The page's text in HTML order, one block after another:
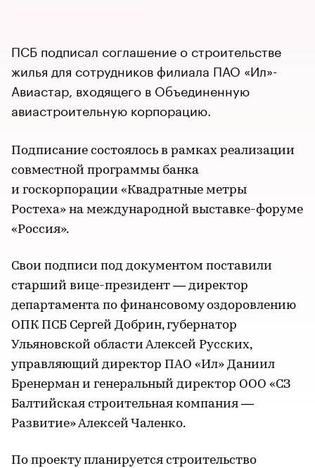
ПСБ подписал соглашение о строительстве
жилья для сотрудников филиала ПАО «Ил»-
Авиастар, входящего в Объединенную
авиастроительную корпорацию.
Подписание состоялось в рамках реализации
совместной программы банка
и госкорпорации «Квадратные метры
Ростеха» на международной выставке-форуме
«Россия».
Свои подписи под документом поставили
старший вице-президент — директор
департамента по финансовому оздоровлению
ОПК ПСБ Сергей Добрин, губернатор
Ульяновской области Алексей Русских,
управляющий директор ПАО «Ил» Даниил
Бренерман и генеральный директор ООО «СЗ
Балтийская строительная компания —
Развитие» Алексей Чаленко.
По проекту планируется строительство